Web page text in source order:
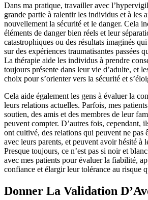
Dans ma pratique, travailler avec
grande partie à ralentir les individus et à les
nouvellement la sécurité et le danger. Cela
éléments de danger bien réels et leur
catastrophiques ou des résultats imaginés
sur des expériences traumatisantes passées
La thérapie aide les individus à prendre
toujours présente dans leur vie d’adulte, et
choix pour s’orienter vers la sécurité et
Cela aide également les gens à évaluer la
leurs relations actuelles. Parfois, mes
soutien, des amis et des membres de leur
peuvent compter. D’autres fois, cependant,
ont cultivé, des relations qui peuvent ne pas
avec leurs parents, et peuvent avoir hésité à
Presque toujours, ce n’est pas si noir et
avec mes patients pour évaluer la fiabilité,
confiance et élargir leur tolérance au risque
Donner La Validation